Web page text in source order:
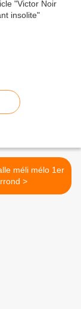
méli mélo 1er
arrond >